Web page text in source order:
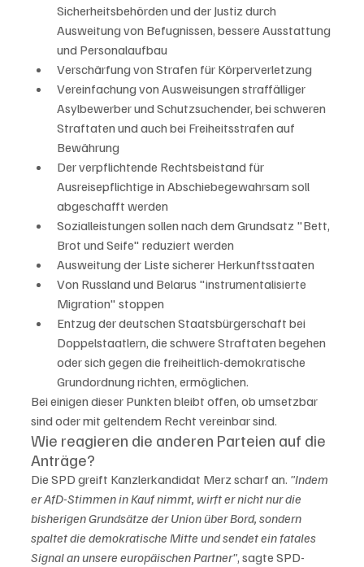
Sicherheitsbehörden und der Justiz durch
Ausweitung von Befugnissen, bessere Ausstattung
und Personalaufbau
Verschärfung von Strafen für Körperverletzung
Vereinfachung von Ausweisungen straffälliger
Asylbewerber und Schutzsuchender, bei schweren
Straftaten und auch bei Freiheitsstrafen auf
Bewährung
Der verpflichtende Rechtsbeistand für
Ausreisepflichtige in Abschiebegewahrsam soll
abgeschafft werden
Sozialleistungen sollen nach dem Grundsatz "Bett,
Brot und Seife" reduziert werden
Ausweitung der Liste sicherer Herkunftsstaaten
Von Russland und Belarus "instrumentalisierte
Migration" stoppen
Entzug der deutschen Staatsbürgerschaft bei
Doppelstaatlern, die schwere Straftaten begehen
oder sich gegen die freiheitlich-demokratische
Grundordnung richten, ermöglichen.
Bei einigen dieser Punkten bleibt offen, ob umsetzbar
sind oder mit geltendem Recht vereinbar sind.
Wie reagieren die anderen Parteien auf die
Anträge?
Die SPD greift Kanzlerkandidat Merz scharf an. "Indem
er AfD-Stimmen in Kauf nimmt, wirft er nicht nur die
bisherigen Grundsätze der Union über Bord, sondern
spaltet die demokratische Mitte und sendet ein fatales
Signal an unsere europäischen Partner", sagte SPD-